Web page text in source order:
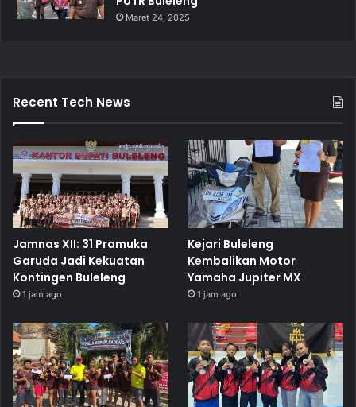
Maret 24, 2025
Recent Tech News
Jamnas XII: 31 Pramuka
Garuda Jadi Kekuatan
Kontingen Buleleng
1 jam ago
Kejari Buleleng
Kembalikan Motor
Yamaha Jupiter MX
1 jam ago